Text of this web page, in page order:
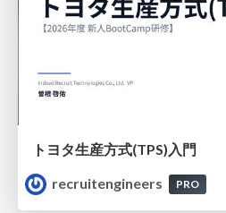
トヨタ⽣産⽅式(TPS)⼊⾨
recruitengineers
PRO